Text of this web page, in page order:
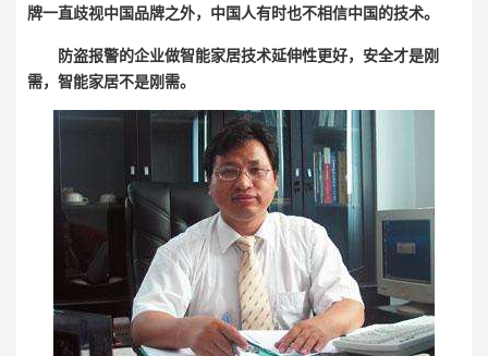
牌一直歧视中国品牌之外，中国人有时也不相信中国的技术。
防盗报警的企业做智能家居技术延伸性更好，安全才是刚
需，智能家居不是刚需。